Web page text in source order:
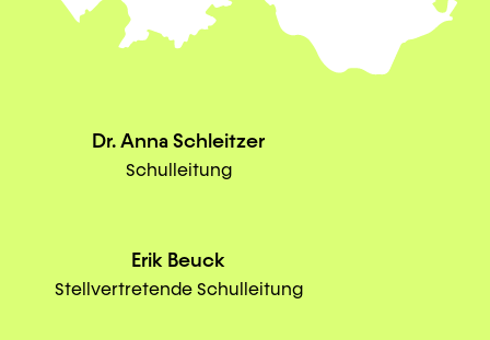
Dr. Anna Schleitzer
Schulleitung
Erik Beuck
Stellvertretende Schulleitung